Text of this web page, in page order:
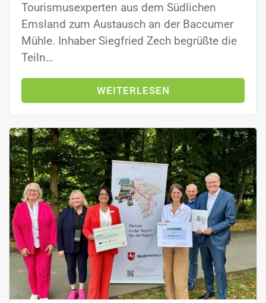
Tourismusexperten aus dem Südlichen
Emsland zum Austausch an der Baccumer
Mühle. Inhaber Siegfried Zech begrüßte die
Teiln…
WEITERLESEN